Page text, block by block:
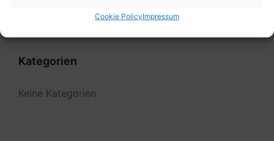
Cookie PolicyImpressum
Kategorien
Keine Kategorien